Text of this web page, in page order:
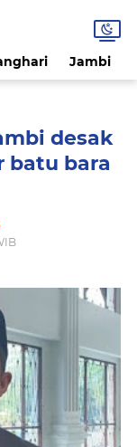
Jambi
desak
batu bara